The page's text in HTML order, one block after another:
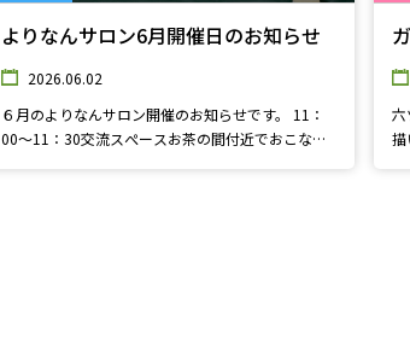
よりなんサロン6月開催日のお知らせ
2026.06.02
６月のよりなんサロン開催のお知らせです。 11：
00～11：30交流スぺースお茶の間付近でおこない
六
描